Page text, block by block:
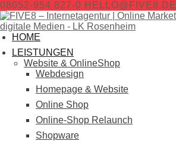
08052-954 827-0 HELLO@FIVE8.DE
HOME
LEISTUNGEN
Website & OnlineShop
Webdesign
Homepage & Website
Online Shop
Online-Shop Relaunch
Shopware